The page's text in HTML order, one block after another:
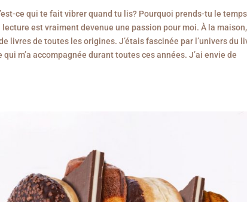
ce qui te fait vibrer quand tu lis? Pourquoi prends-tu le
est vraiment devenue une passion pour moi. À la
livres de toutes les origines. J’étais fascinée par l’univers du
m’a accompagnée durant toutes ces années. J’ai envie de